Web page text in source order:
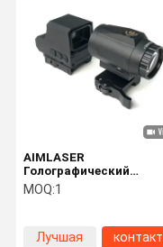
AIMLASER
Голографический
прицел оружия и 3X-
увеличитель для
тактической оптики
MOQ:1
Лучшая
контакт